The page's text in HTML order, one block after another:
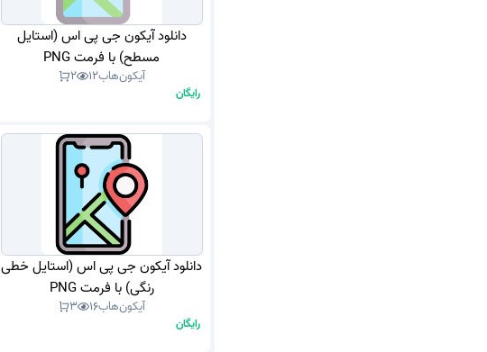
دانلود آیکون جی پی اس (استایل
مسطح) با فرمت PNG
آیکون‌هاب12
2
رایگان
دانلود آیکون جی پی اس (استایل خطی
رنگی) با فرمت PNG
آیکون‌هاب16
3
رایگان